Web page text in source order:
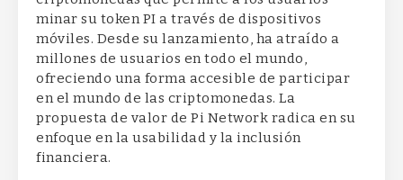
minar su token PI a través de dispositivos
móviles. Desde su lanzamiento, ha atraído a
millones de usuarios en todo el mundo,
ofreciendo una forma accesible de participar
en el mundo de las criptomonedas. La
propuesta de valor de Pi Network radica en su
enfoque en la usabilidad y la inclusión
financiera.